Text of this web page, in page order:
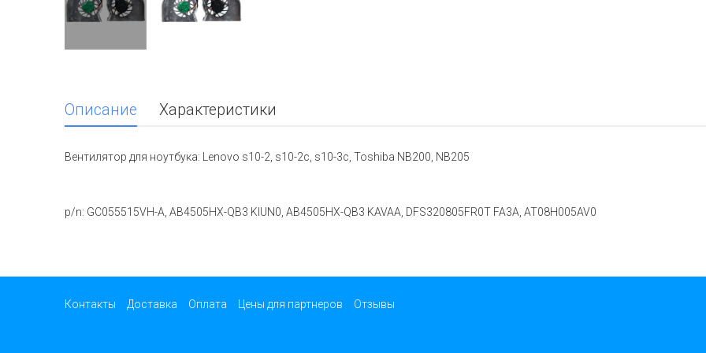
Описание Характеристики
Вентилятор для ноутбука: Lenovo s10-2, s10-2c, s10-3c, Toshiba NB200, NB205
p/n: GC055515VH-A, AB4505HX-QB3 KIUN0, AB4505HX-QB3 KAVAA, DFS320805FR0T FA3A, AT08H005AV0
Контакты Доставка Оплата Цены для партнеров Отзывы